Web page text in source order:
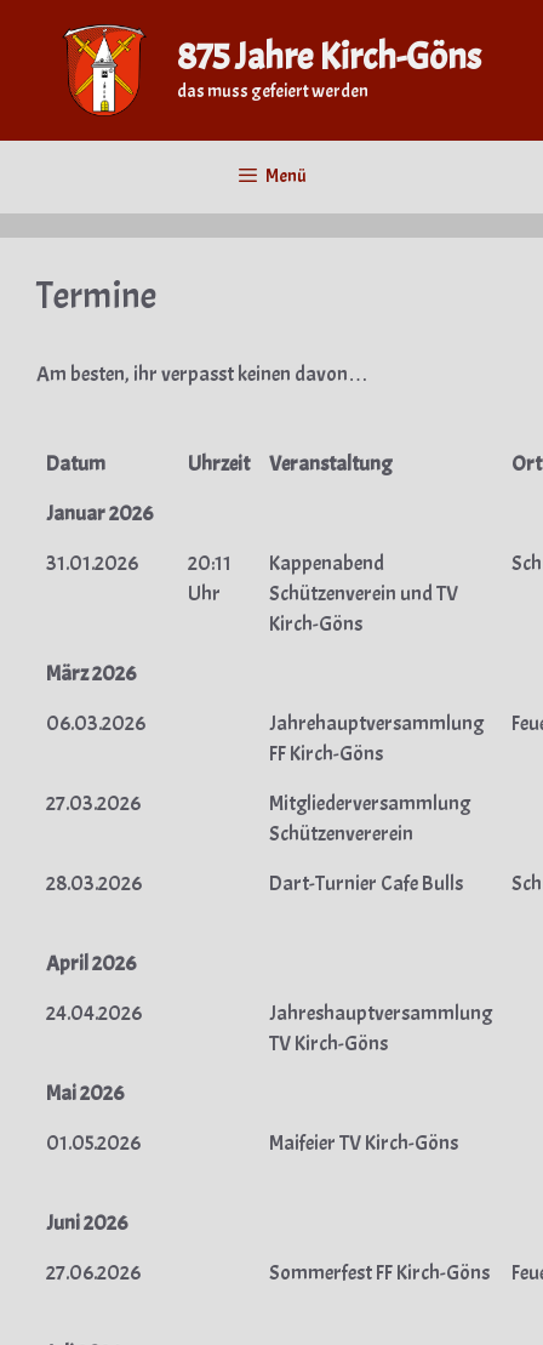
springen
875 Jahre Kirch-Göns
das muss gefeiert werden
Menü
Termine
Am besten, ihr verpasst keinen davon…
Datum Uhrzeit Veranstaltung
Ort
Januar 2026
31.01.2026
20:11
Uhr
Kappenabend
Schützenverein und TV
Kirch-Göns
März 2026
06.03.2026
Jahrehauptversammlung
FF Kirch-Göns
27.03.2026
Mitgliederversammlung
Schützenvererein
28.03.2026
Dart-Turnier Cafe Bulls
April 2026
24.04.2026
Jahreshauptversammlung
TV Kirch-Göns
Mai 2026
01.05.2026
Maifeier TV Kirch-Göns
Juni 2026
27.06.2026
Sommerfest FF Kirch-Göns